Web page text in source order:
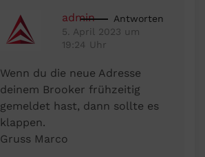
admin
5. April 2023 um
19:24 Uhr
Antworten
Wenn du die neue Adresse
deinem Brooker frühzeitig
gemeldet hast, dann sollte es
klappen.
Gruss Marco